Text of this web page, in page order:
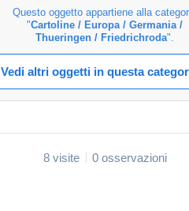
Questo oggetto appartiene alla
"Cartoline / Europa / Germania /
Thueringen / Friedrichroda".
Vedi altri oggetti in questa
8 visite 0 osservazioni